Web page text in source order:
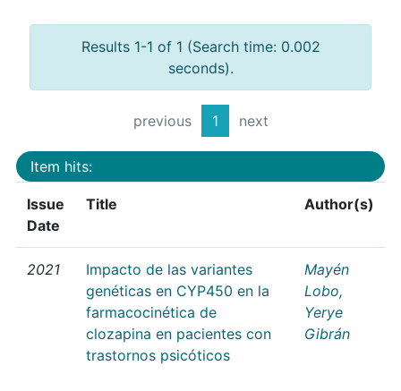
Results 1-1 of 1 (Search time: 0.002
seconds).
previous 1 next
Item hits:
Issue
Date
Title Author(s)
2021
Impacto de las variantes
genéticas en CYP450 en la
farmacocinética de
clozapina en pacientes con
trastornos psicóticos
Mayén
Lobo,
Yerye
Gibrán